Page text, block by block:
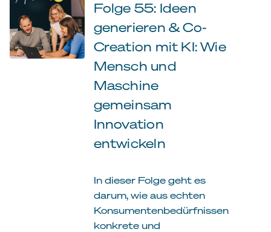
Folge 55: Ideen
generieren & Co-
Creation mit KI: Wie
Mensch und
Maschine
gemeinsam
Innovation
entwickeln
In dieser Folge geht es
darum, wie aus echten
Konsumentenbedürfnissen
konkrete und